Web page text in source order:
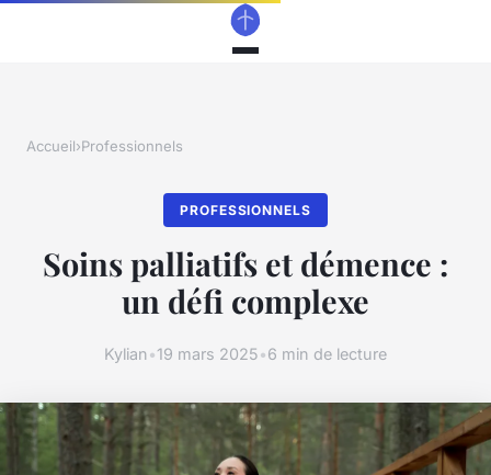
Accueil›Professionnels
PROFESSIONNELS
Soins palliatifs et démence :
un défi complexe
Kylian•19 mars 2025•6 min de lecture